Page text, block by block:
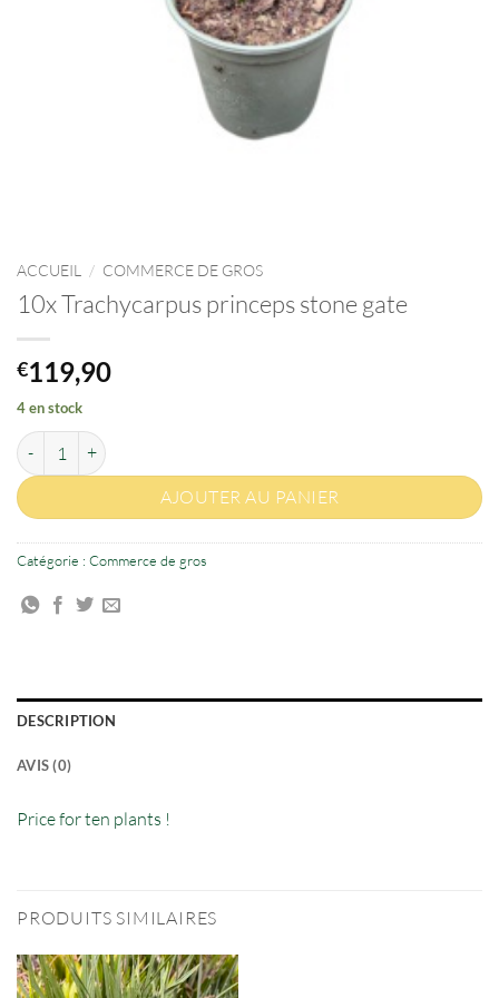
ACCUEIL / COMMERCE DE GROS
10x Trachycarpus princeps stone gate
€119,90
4 en stock
quantité de 10x Trachycarpus princeps stone gate
AJOUTER AU PANIER
Catégorie : Commerce de gros
DESCRIPTION
AVIS (0)
Price for ten plants !
PRODUITS SIMILAIRES